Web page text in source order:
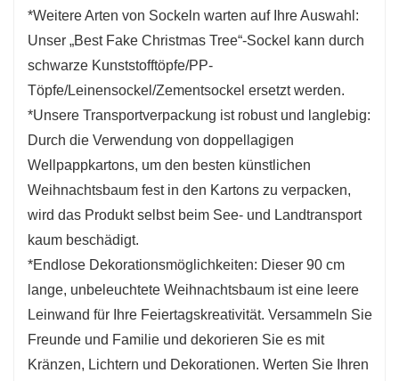
5. Vielseitige Weihnachtsdekoration:Dieser 3
Fuß große Weihnachtsbaum eignet sich perfekt
für jeden Raum und verleiht Ihrem Zuhause,
Ihrem Büro oder sogar Außenbereichen eine
festliche Note. Seine kompakte Größe und sein
realistisches Aussehen machen ihn zu einer
vielseitigen Dekoration, die Ihre
Feiertagsfeierlichkeiten bereichert und allen
Menschen in der Umgebung Freude bereitet.
*Weitere Arten von Sockeln warten auf Ihre Auswahl:
Unser „Best Fake Christmas Tree“-Sockel kann durch
schwarze Kunststofftöpfe/PP-
Töpfe/Leinensockel/Zementsockel ersetzt werden.
*Unsere Transportverpackung ist robust und langlebig:
Durch die Verwendung von doppellagigen
Wellpappkartons, um den besten künstlichen
Weihnachtsbaum fest in den Kartons zu verpacken,
wird das Produkt selbst beim See- und Landtransport
kaum beschädigt.
*Endlose Dekorationsmöglichkeiten: Dieser 90 cm
lange, unbeleuchtete Weihnachtsbaum ist eine leere
Leinwand für Ihre Feiertagskreativität. Versammeln Sie
Freunde und Familie und dekorieren Sie es mit
Kränzen, Lichtern und Dekorationen. Werten Sie Ihren